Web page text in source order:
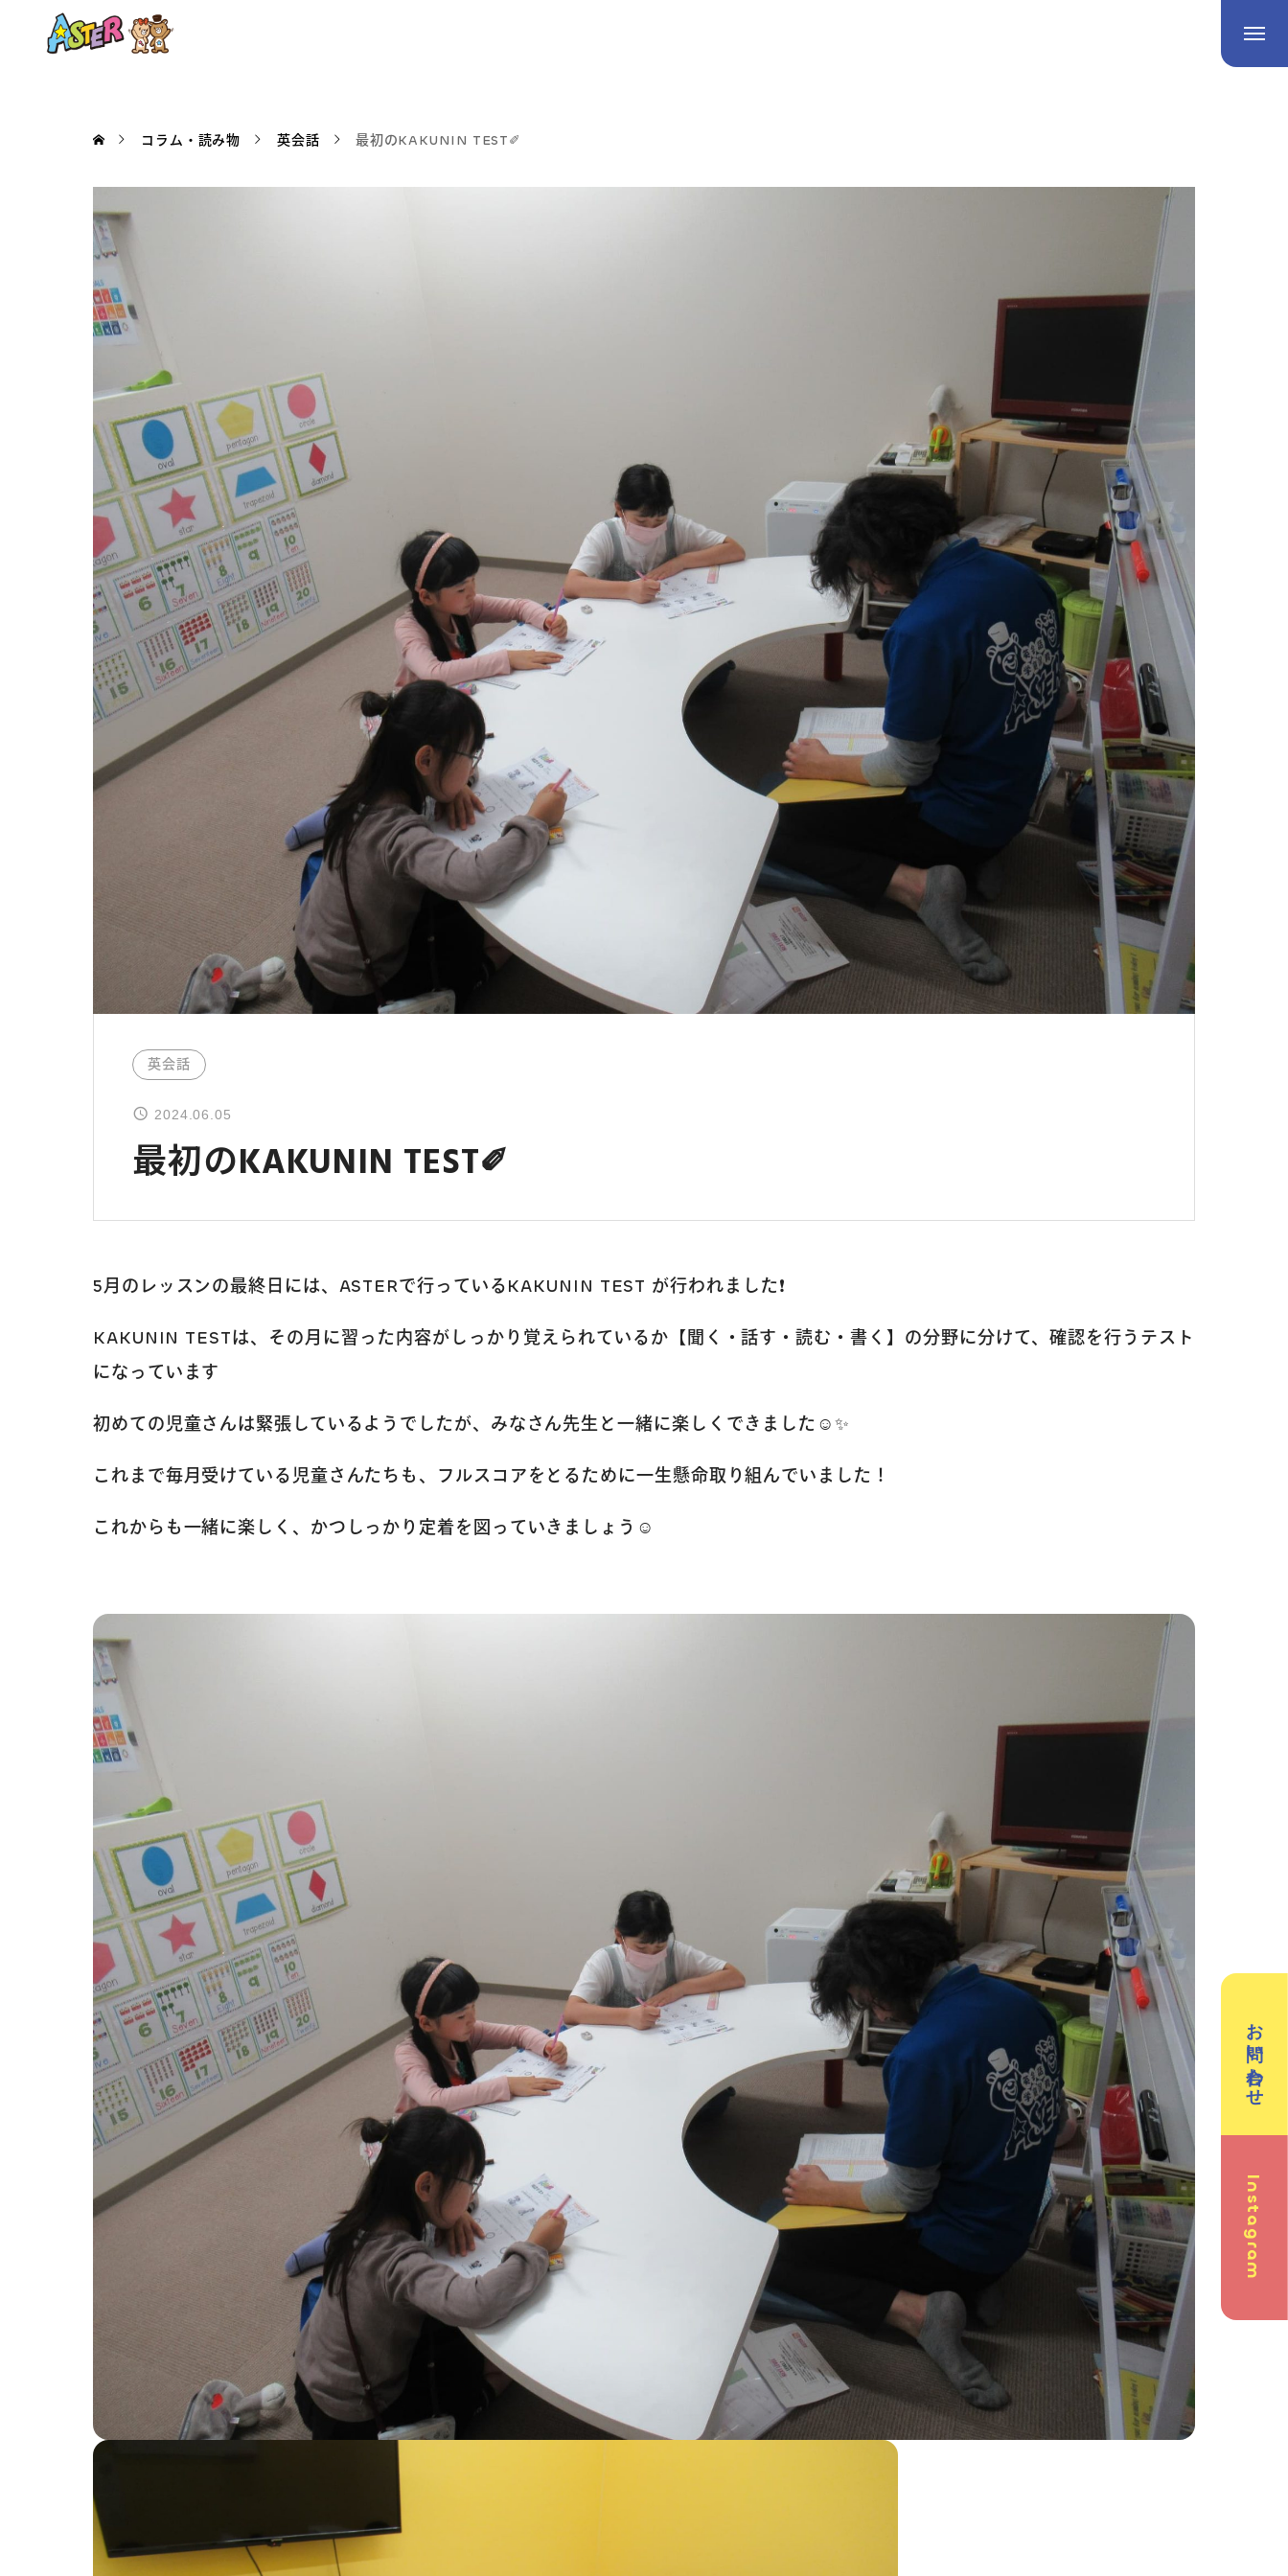
英会話／プログラミング／3Dデザイン／学童保育
英会話（小学生） 英会話（中学生）
クリエイティブテック
ラボ
週2回で広がる世界
生徒・保護者の声
スタッフ紹介
アクセス
よくあるご質問
お問い合わせ
団体向け出張英会話
お問い合わせ
Instagram
コラム・読み物 英会話 最初のKAKUNIN TEST✐
英会話
2024.06.05
最初のKAKUNIN TEST✐
5月のレッスンの最終日には、ASTERで行っているKAKUNIN TEST が行われました❗️
KAKUNIN TESTは、その月に習った内容がしっかり覚えられているか【聞く・話す・読む・書く】の分野に分けて、確認を行うテスト
になっています
初めての児童さんは緊張しているようでしたが、みなさん先生と一緒に楽しくできました☺✨
これまで毎月受けている児童さんたちも、フルスコアをとるために一生懸命取り組んでいました！
これからも一緒に楽しく、かつしっかり定着を図っていきましょう☺